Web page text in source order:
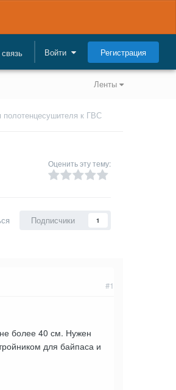
Войти Регистрация
Ленты
к ГВС
Оценить эту тему:
Подписчики 1
#1
более 40 см. Нужен
для байпаса и